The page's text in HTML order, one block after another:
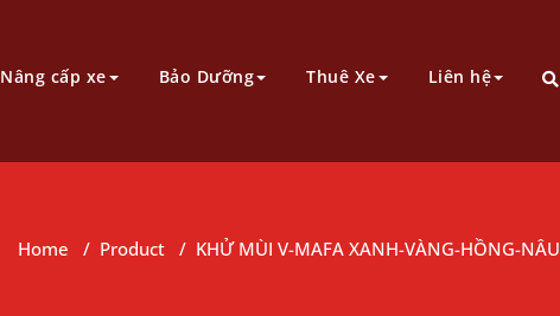
Nâng cấp xe Bảo Dưỡng Thuê Xe Liên hệ
Home / Product / KHỬ MÙI V-MAFA XANH-VÀNG-HỒNG-NÂU